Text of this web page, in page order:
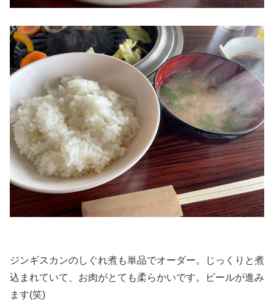
ジンギスカンのしぐれ煮も単品でオーダー。じっくりと煮
込まれていて、お肉がとても柔らかいです。ビールが進み
ます(笑)